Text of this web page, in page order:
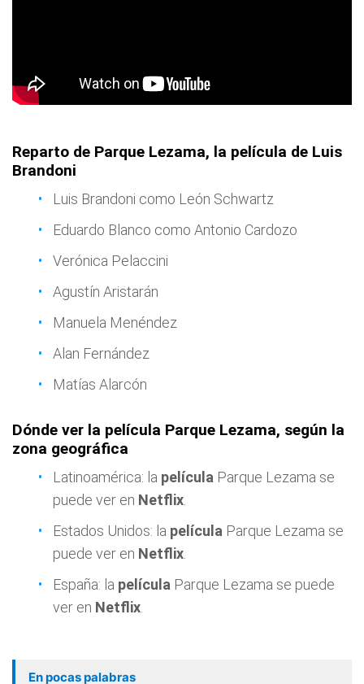
Reparto de Parque Lezama, la película de Luis
Brandoni
Luis Brandoni como León Schwartz
Eduardo Blanco como Antonio Cardozo
Verónica Pelaccini
Agustín Aristarán
Manuela Menéndez
Alan Fernández
Matías Alarcón
Dónde ver la película Parque Lezama, según la
zona geográfica
Latinoamérica: la película Parque Lezama se
puede ver en Netflix
Estados Unidos: la película Parque Lezama se
puede ver en Netflix
España: la película Parque Lezama se puede
ver en Netflix
En pocas palabras